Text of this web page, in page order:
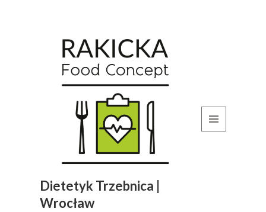
Dietetyk Trzebnica |
Wrocław